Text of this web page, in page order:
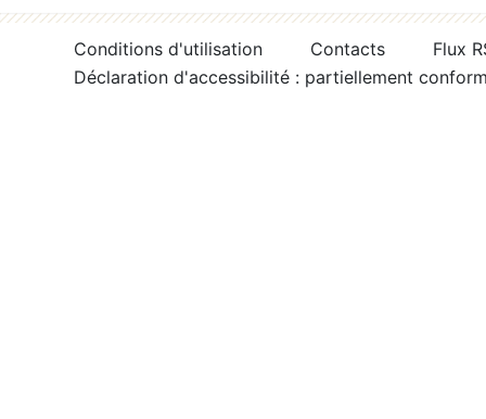
Conditions d'utilisation Contacts
Flux
Déclaration d'accessibilité : partiellement